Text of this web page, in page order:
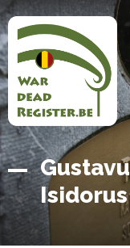
Aller
au
contenu
principal
Accueil
Belgian
War
Dead
Register
Isidorus